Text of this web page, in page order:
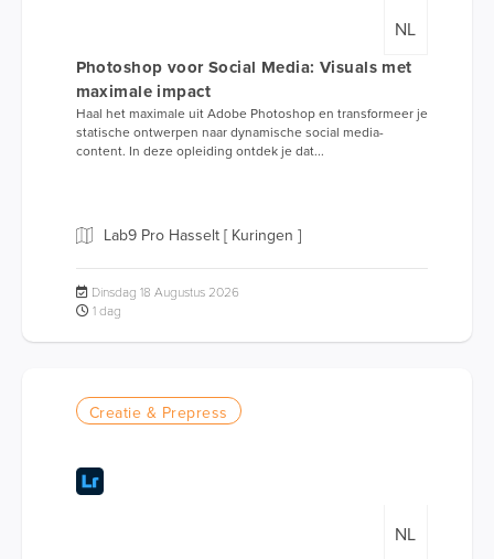
NL
Photoshop voor Social Media: Visuals met
maximale impact
Haal het maximale uit Adobe Photoshop en transformeer je
statische ontwerpen naar dynamische social media-
content. In deze opleiding ontdek je dat...
Lab9 Pro Hasselt [ Kuringen ]
Dinsdag 18 Augustus 2026
1 dag
Creatie & Prepress
NL